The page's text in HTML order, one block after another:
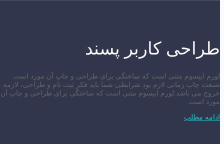
طراحی کاربر پسند
لورم ایپسوم متنی است که ساختگی برای طراحی و چاپ آن مورد است.
صنعت چاپ زمانی لازم بود شرایطی شما باید فکر ثبت نام و طراحی، لازمه
خروج می باشد.لورم ایپسوم متنی است که ساختگی برای طراحی و چاپ آن
مورد است.
ادامه مطلب